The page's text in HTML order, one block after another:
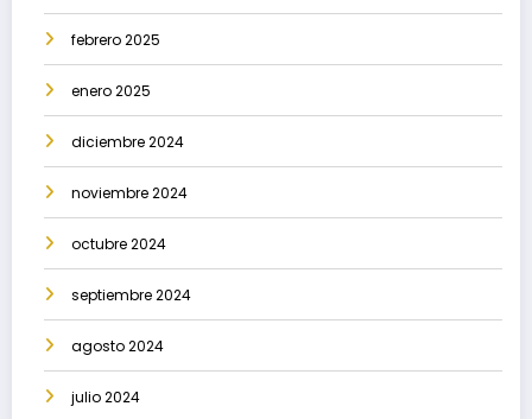
febrero 2025
enero 2025
diciembre 2024
noviembre 2024
octubre 2024
septiembre 2024
agosto 2024
julio 2024